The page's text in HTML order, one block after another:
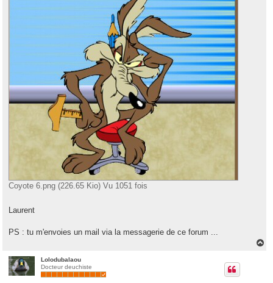
Coyote 6.png (226.65 Kio) Vu 1051 fois
Laurent
PS : tu m'envoies un mail via la messagerie de ce forum ...
Lolodubalaou
Docteur deuchiste